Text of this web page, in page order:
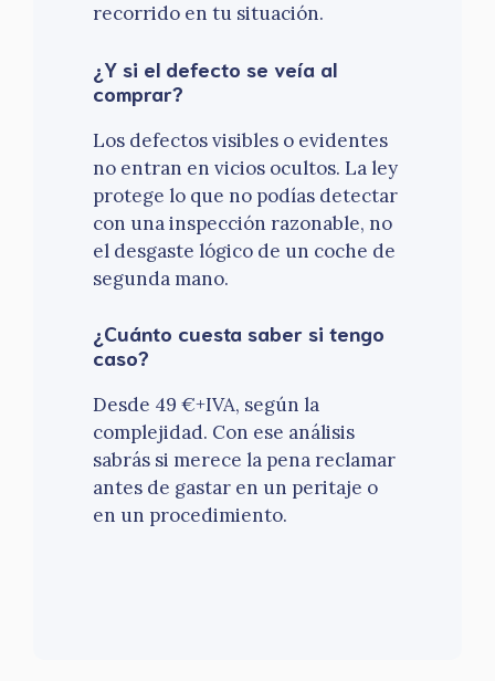
recorrido en tu situación.
¿Y si el defecto se veía al
comprar?
Los defectos visibles o evidentes
no entran en vicios ocultos. La ley
protege lo que no podías detectar
con una inspección razonable, no
el desgaste lógico de un coche de
segunda mano.
¿Cuánto cuesta saber si tengo
caso?
Desde 49 €+IVA, según la
complejidad. Con ese análisis
sabrás si merece la pena reclamar
antes de gastar en un peritaje o
en un procedimiento.